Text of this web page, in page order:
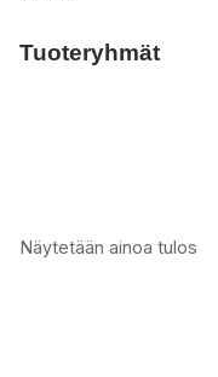
Tuoteryhmät
Näytetään ainoa tulos